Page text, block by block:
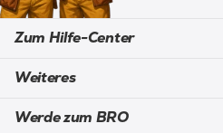
Zum Hilfe-Center
Weiteres
Werde zum BRO